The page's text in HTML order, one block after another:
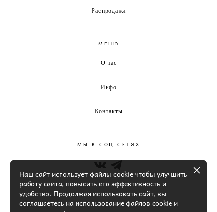
Распродажа
МЕНЮ
О нас
Инфо
Контакты
МЫ В СОЦ.СЕТЯХ
Наш сайт использует файлы cookie чтобы улучшить
работу сайта, повысить его эффективность и
удобство. Продолжая использовать сайт, вы
соглашаетесь на использование файлов cookie и